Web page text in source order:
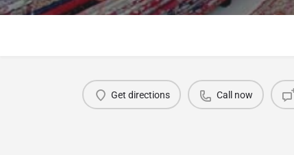
Get directions Call now